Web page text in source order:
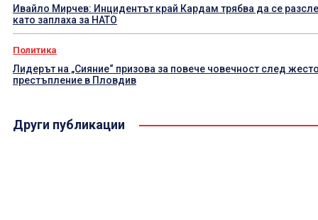
Ивайло Мирчев: Инцидентът край Кардам трябва да се
като заплаха за НАТО
Политика
Лидерът на „Сияние“ призова за повече човечност след
престъпление в Пловдив
Други публикации